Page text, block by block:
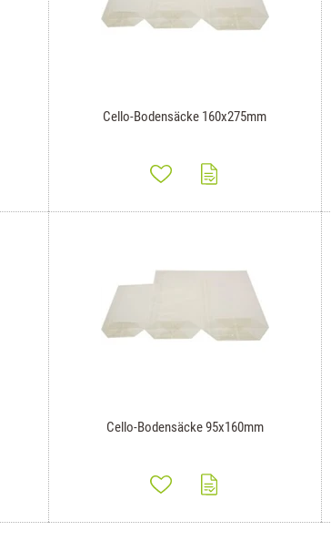
Cello-Bodensäcke 160x275mm
Cello-Bodensäcke 95x160mm